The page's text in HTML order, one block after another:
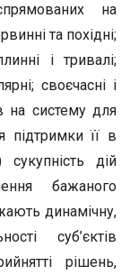
на
та похідні;
і тривалі;
своєчасні і
на систему для
підтримки її в
дій
бажаного
динамічну,
суб’єктів
рішень,